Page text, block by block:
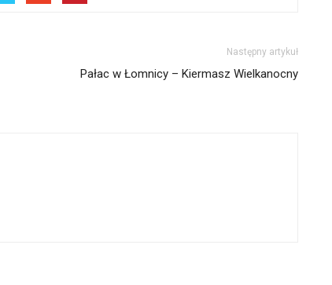
Następny artykuł
Pałac w Łomnicy – Kiermasz Wielkanocny